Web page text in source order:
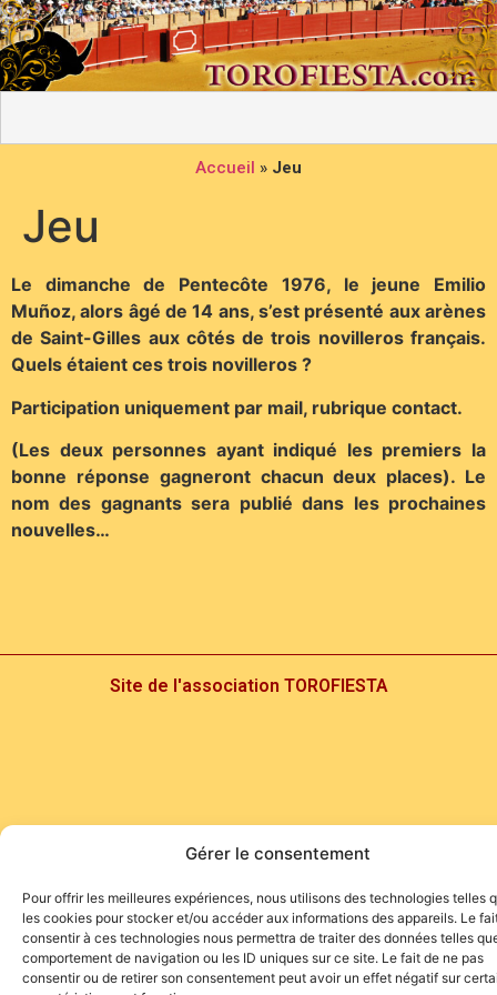
Gérer le consentement
Pour offrir les meilleures expériences, nous utilisons des technologies telles
les cookies pour stocker et/ou accéder aux informations des appareils. Le
consentir à ces technologies nous permettra de traiter des données telles
comportement de navigation ou les ID uniques sur ce site. Le fait de ne pas
consentir ou de retirer son consentement peut avoir un effet négatif sur
Accueil » Jeu
Jeu
Le dimanche de Pentecôte 1976, le jeune Emilio
Muñoz, alors âgé de 14 ans, s’est présenté aux arènes
de Saint-Gilles aux côtés de trois novilleros français.
Quels étaient ces trois novilleros ?
Participation uniquement par mail, rubrique contact.
(Les deux personnes ayant indiqué les premiers la
bonne réponse gagneront chacun deux places). Le
nom des gagnants sera publié dans les prochaines
nouvelles…
Site de l'association TOROFIESTA